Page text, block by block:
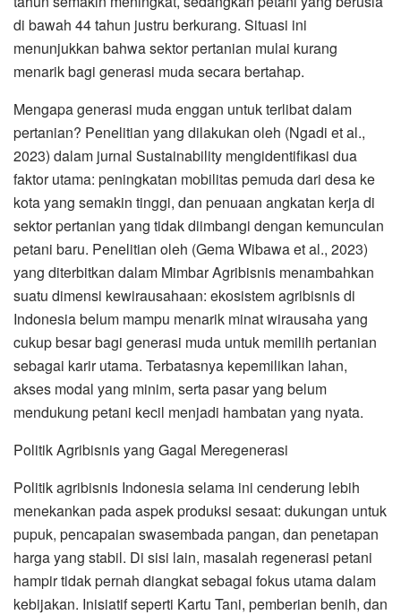
di bawah 44 tahun justru berkurang. Situasi ini
menunjukkan bahwa sektor pertanian mulai kurang
menarik bagi generasi muda secara bertahap.
Mengapa generasi muda enggan untuk terlibat dalam
pertanian? Penelitian yang dilakukan oleh (Ngadi et al.,
2023) dalam jurnal Sustainability mengidentifikasi dua
faktor utama: peningkatan mobilitas pemuda dari desa ke
kota yang semakin tinggi, dan penuaan angkatan kerja di
sektor pertanian yang tidak diimbangi dengan kemunculan
petani baru. Penelitian oleh (Gema Wibawa et al., 2023)
yang diterbitkan dalam Mimbar Agribisnis menambahkan
suatu dimensi kewirausahaan: ekosistem agribisnis di
Indonesia belum mampu menarik minat wirausaha yang
cukup besar bagi generasi muda untuk memilih pertanian
sebagai karir utama. Terbatasnya kepemilikan lahan,
akses modal yang minim, serta pasar yang belum
mendukung petani kecil menjadi hambatan yang nyata.
Politik Agribisnis yang Gagal Meregenerasi
Politik agribisnis Indonesia selama ini cenderung lebih
menekankan pada aspek produksi sesaat: dukungan untuk
pupuk, pencapaian swasembada pangan, dan penetapan
harga yang stabil. Di sisi lain, masalah regenerasi petani
hampir tidak pernah diangkat sebagai fokus utama dalam
kebijakan. Inisiatif seperti Kartu Tani, pemberian benih, dan